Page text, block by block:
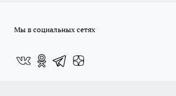
Мы в социальных сетях